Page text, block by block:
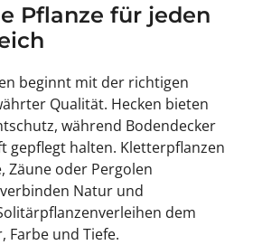
Pflanze für jeden
beginnt mit der richtigen
Qualität. Hecken bieten
während Bodendecker
gepflegt halten. Kletterpflanzen
Zäune oder Pergolen
verbinden Natur und
verleihen dem
Farbe und Tiefe.